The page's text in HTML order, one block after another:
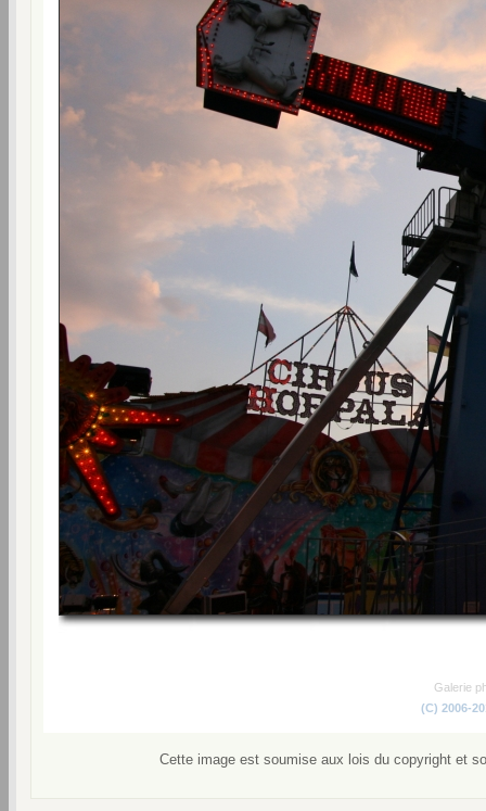
Galerie
(C) 2006-
Cette image est soumise aux lois du copyright et